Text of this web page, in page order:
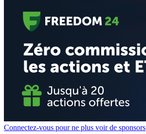
Connectez-vous pour ne plus voir de sponsors